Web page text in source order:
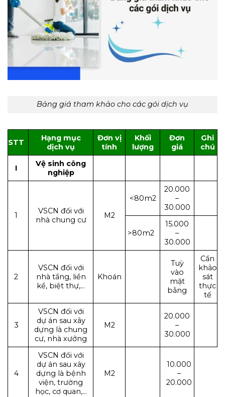
Bảng giá tham khảo cho các gói dịch vụ
STT
Hạng mục
dịch vụ
Đơn vị
tính
Khối
lượng
Đơn
giá
Ghi
chú
I
Vệ sinh công
nghiệp
1
VSCN đối với
nhà chung cư
M2
<80m2
20.000
–
30.000
>80m2
15.000
–
30.000
2
VSCN đối với
nhà tầng, liền
kề, biệt thự,…
Khoán
Tuỳ
vào
mặt
bằng
Cần
khảo
sát
thực
tế
3
VSCN đối với
dự án sau xây
dựng là chung
cư, nhà xưởng
M2
20.000
–
30.000
4
VSCN đối với
dự án sau xây
dựng là bệnh
viện, trường
học, cơ quan,…
M2
10.000
–
20.000